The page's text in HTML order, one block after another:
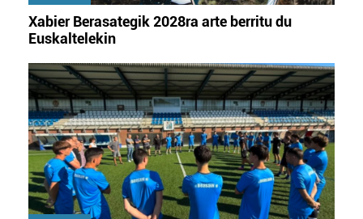
Xabier Berasategik 2028ra arte berritu du
Euskaltelekin